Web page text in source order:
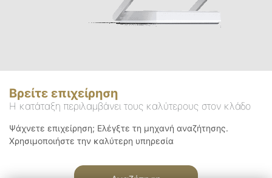
Βρείτε επιχείρηση
Η κατάταξη περιλαμβάνει τους καλύτερους στον κλάδο
Ψάχνετε επιχείρηση; Ελέγξτε τη μηχανή αναζήτησης.
Χρησιμοποιήστε την καλύτερη υπηρεσία